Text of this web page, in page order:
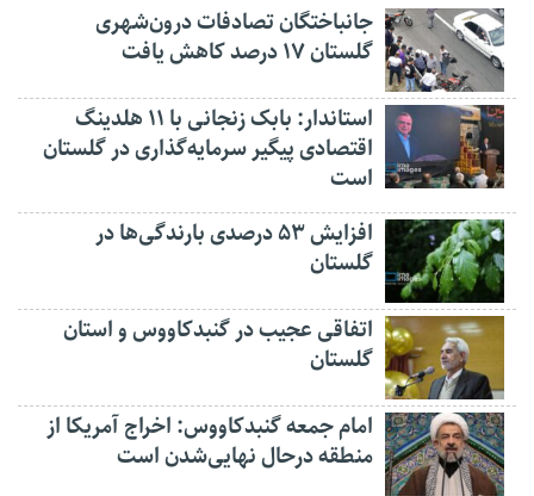
جانباختگان تصادفات درون‌شهری
گلستان ۱۷ درصد کاهش یافت
استاندار: بابک زنجانی با ۱۱ هلدینگ
اقتصادی پیگیر سرمایه‌گذاری در گلستان
است
افزایش ۵۳ درصدی بارندگی‌ها در
گلستان
اتفاقی عجیب در‌ گنبدکاووس و استان
گلستان
امام جمعه گنبدکاووس: اخراج آمریکا از
منطقه درحال نهایی‌شدن است